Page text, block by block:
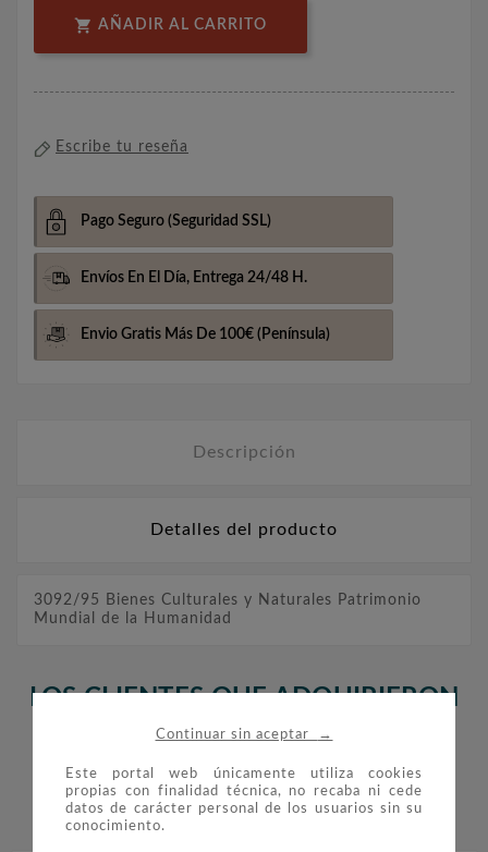
Continuar sin aceptar →
Este portal web únicamente utiliza cookies
propias con finalidad técnica, no recaba ni cede
datos de carácter personal de los usuarios sin su
conocimiento.
 AÑADIR AL CARRITO
Escribe tu reseña
Pago Seguro (Seguridad SSL)
Envíos En El Día, Entrega 24/48 H.
Envio Gratis Más De 100€ (Península)
Descripción
Detalles del producto
3092/95 Bienes Culturales y Naturales Patrimonio
Mundial de la Humanidad
LOS CLIENTES QUE ADQUIRIERON
ESTE PRODUCTO TAMBIÉN
COMPRARON:
 